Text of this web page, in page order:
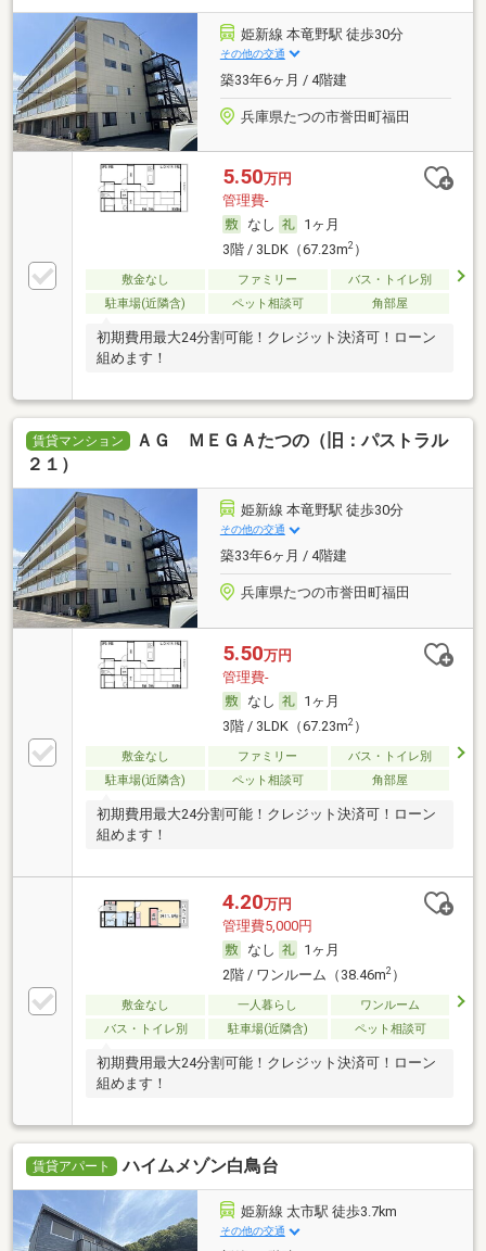
姫新線 本竜野駅 徒歩30分
その他の交通
築33年6ヶ月 / 4階建
兵庫県たつの市誉田町福田
5.50万円
管理費-
なし
1ヶ月
3階 / 3LDK（67.23m2）
敷金なし ファミリー
バス・トイレ別
駐車場(近隣含)
ペット相談可 角部屋
初期費用最大24分割可能！クレジット決済可！ローン
組めます！
賃貸マンション
ＡＧ ＭＥＧＡたつの（旧：パストラル
２１）
姫新線 本竜野駅 徒歩30分
その他の交通
築33年6ヶ月 / 4階建
兵庫県たつの市誉田町福田
5.50万円
管理費-
なし
1ヶ月
3階 / 3LDK（67.23m2）
敷金なし ファミリー
バス・トイレ別
駐車場(近隣含)
ペット相談可 角部屋
初期費用最大24分割可能！クレジット決済可！ローン
組めます！
4.20万円
管理費5,000円
なし
1ヶ月
2階 / ワンルーム（38.46m2）
敷金なし 一人暮らし
ワンルーム
バス・トイレ別
駐車場(近隣含) ペット相談可
初期費用最大24分割可能！クレジット決済可！ローン
組めます！
賃貸アパート ハイムメゾン白鳥台
姫新線 太市駅 徒歩3.7km
その他の交通